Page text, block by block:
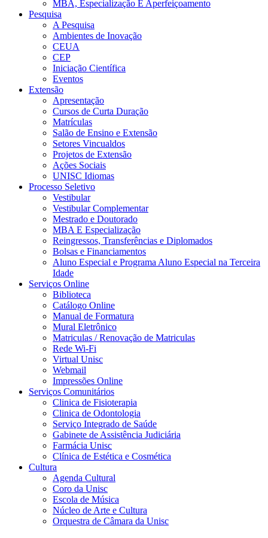
MBA, Especialização E Aperfeiçoamento
Pesquisa
A Pesquisa
Ambientes de Inovação
CEUA
CEP
Iniciação Científica
Eventos
Extensão
Apresentação
Cursos de Curta Duração
Matrículas
Salão de Ensino e Extensão
Setores Vincualdos
Projetos de Extensão
Ações Sociais
UNISC Idiomas
Processo Seletivo
Vestibular
Vestibular Complementar
Mestrado e Doutorado
MBA E Especialização
Reingressos, Transferências e Diplomados
Bolsas e Financiamentos
Aluno Especial e Programa Aluno Especial na Terceira
Idade
Serviços Online
Biblioteca
Catálogo Online
Manual de Formatura
Mural Eletrônico
Matriculas / Renovação de Matriculas
Rede Wi-Fi
Virtual Unisc
Webmail
Impressões Online
Serviços Comunitários
Clinica de Fisioterapia
Clinica de Odontologia
Serviço Integrado de Saúde
Gabinete de Assistência Judiciária
Farmácia Unisc
Clínica de Estética e Cosmética
Cultura
Agenda Cultural
Coro da Unisc
Escola de Música
Núcleo de Arte e Cultura
Orquestra de Câmara da Unisc